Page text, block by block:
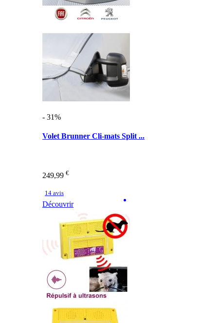
- 31%
Volet Brunner Cli-mats Split ...
249,99 €
14 avis
Découvrir